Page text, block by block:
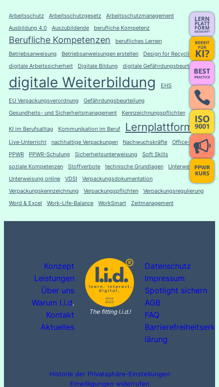
Arbeitsschutz Arbeitsschutzgesetz
Arbeitsschutzmanagement
Ausbildung 4.0
Auszubildende berufliche Kompetenz
Berufliche Kompetenzen
berufliches Lernen
Betriebsanweisung
Betriebsanweisungen erstellen
Design for Recycling
digitale Arbeitssicherheit
Digitale Bildung digitale Gefährdungsbeurteilung
digitale Weiterbildung EHS
EU Verpackungsverordnung
Gefährdungsbeurteilung
Gesundheits- und Sicherheitsmanagement
Kennzeichnungspflichten
KI im Berufsalltag Kommunikation im Beruf Lernplattform
Live‑Unterricht nachhaltige Verpackungen Nachwuchskräfte
Office‑Skills
PPWR
PPWR-Schulung Sicherheitsunterweisung
Soft Skills
soziale Kompetenzen
Stoffverbote technische Grundlagen
Unterweisung
Unterweisung online
VDSI
Verpackungsdokumentation
Verpackungskennzeichnung
Verpackungspflichten
Verpackungsregulierung
Word & Excel
Work-Life-Balance WorkSmart Zeitmanagement
Konzept
Leistungen
Über uns
Warum l.i.d.
Kontakt
Aktuelles
The fitting l.i.d.!
Datenschutz
Impressum
Spotlight sichern
AGB
FAQ
Barrierefreiheitserk
lärung
Historie der Privatsphäre-Einstellungen
Einwilligungen widerrufen